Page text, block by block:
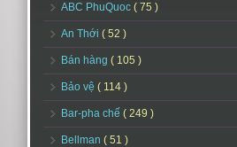
ABC PhuQuoc ( 75 )
An Thới ( 52 )
Bán hàng ( 105 )
Bảo vệ ( 114 )
Bar-pha chế ( 249 )
Bellman ( 51 )